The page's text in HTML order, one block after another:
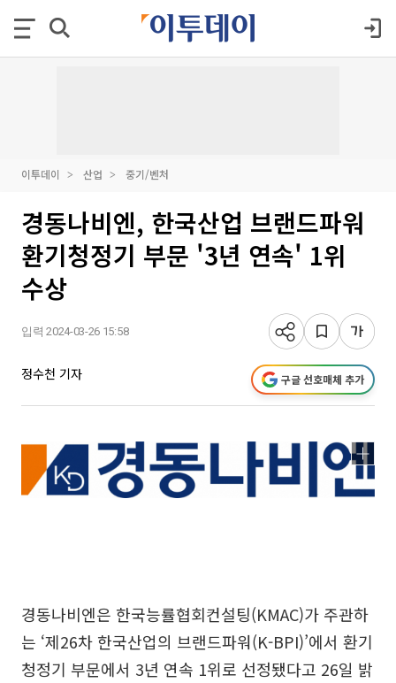
이투데이 산업 중기/벤처
경동나비엔, 한국산업 브랜드파워
환기청정기 부문 '3년 연속' 1위
수상
입력 2024-03-26 15:58
정수천 기자 구글 선호매체 추가
경동나비엔은 한국능률협회컨설팅(KMAC)가 주관하
는 ‘제26차 한국산업의 브랜드파워(K-BPI)’에서 환기
청정기 부문에서 3년 연속 1위로 선정됐다고 26일 밝